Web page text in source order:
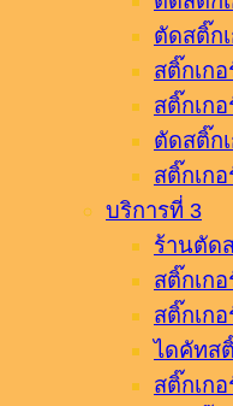
ตัดสติ๊ก
สติ๊กเก
สติ๊กเก
ตัดสติ๊ก
สติ๊กเก
บริการที่ 3
ร้านตัด
สติ๊กเก
สติ๊กเก
ไดคัทส
สติ๊กเก